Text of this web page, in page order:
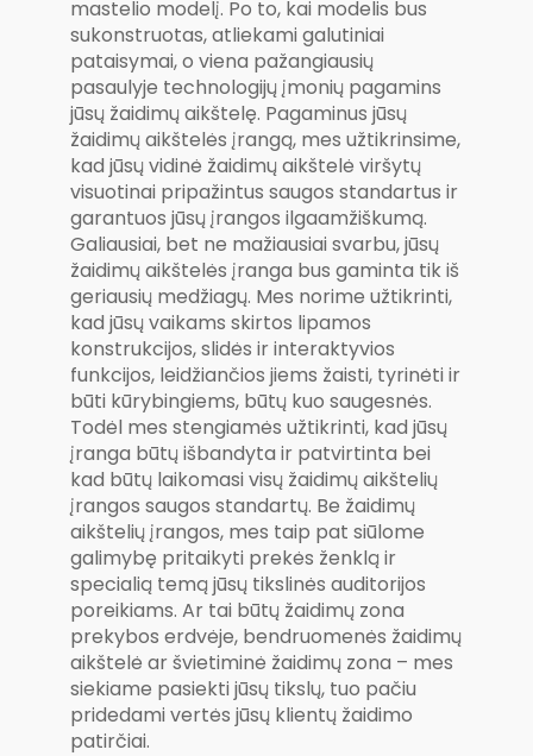
mastelio modelį. Po to, kai modelis bus
sukonstruotas, atliekami galutiniai
pataisymai, o viena pažangiausių
pasaulyje technologijų įmonių pagamins
jūsų žaidimų aikštelę. Pagaminus jūsų
žaidimų aikštelės įrangą, mes užtikrinsime,
kad jūsų vidinė žaidimų aikštelė viršytų
visuotinai pripažintus saugos standartus ir
garantuos jūsų įrangos ilgaamžiškumą.
Galiausiai, bet ne mažiausiai svarbu, jūsų
žaidimų aikštelės įranga bus gaminta tik iš
geriausių medžiagų. Mes norime užtikrinti,
kad jūsų vaikams skirtos lipamos
konstrukcijos, slidės ir interaktyvios
funkcijos, leidžiančios jiems žaisti, tyrinėti ir
būti kūrybingiems, būtų kuo saugesnės.
Todėl mes stengiamės užtikrinti, kad jūsų
įranga būtų išbandyta ir patvirtinta bei
kad būtų laikomasi visų žaidimų aikštelių
įrangos saugos standartų. Be žaidimų
aikštelių įrangos, mes taip pat siūlome
galimybę pritaikyti prekės ženklą ir
specialią temą jūsų tikslinės auditorijos
poreikiams. Ar tai būtų žaidimų zona
prekybos erdvėje, bendruomenės žaidimų
aikštelė ar švietiminė žaidimų zona – mes
siekiame pasiekti jūsų tikslų, tuo pačiu
pridedami vertės jūsų klientų žaidimo
patirčiai.